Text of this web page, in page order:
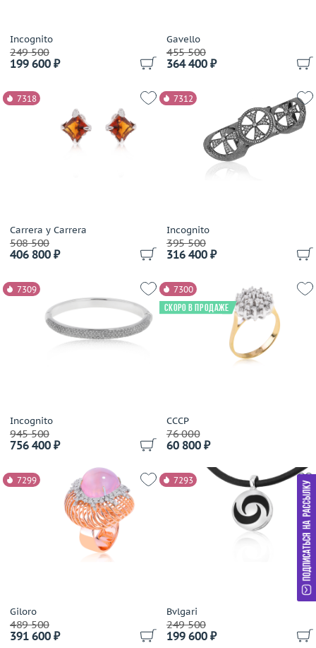
Gavello
Genuine Miracle
German Kabirski
Gianni Lazzaro
Gilan
Gilbert Albert
Girard Perregaux
Gold Dreams
Gourji
Grand Maitre
Grandiose
Guy Laroche
H.Stern
Harry Winston
Hartmanns
Hoorsenbuhs
Jacob&Co
Jaeger LeCoultre
Incognito
249 500
199 600 ₽
Gavello
455 500
364 400 ₽
7318
Carrera y Carrera
508 500
406 800 ₽
7312
Incognito
395 500
316 400 ₽
7309
Incognito
945 500
756 400 ₽
7300
СССР
76 000
60 800 ₽
Скоро в продаже
7299
Giloro
489 500
391 600 ₽
7293
Bvlgari
249 500
199 600 ₽